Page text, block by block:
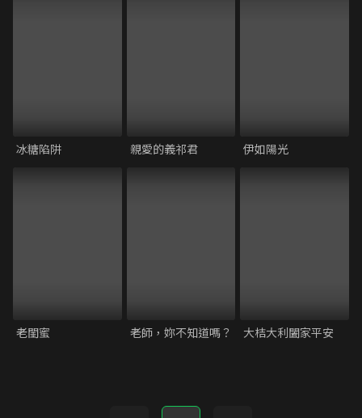
冰糖陷阱 親愛的義祁君 伊如陽光
老閨蜜 老師，妳不知道嗎？ 大桔大利闔家平安